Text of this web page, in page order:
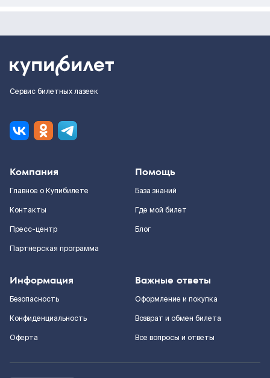
Сервис билетных лазеек
Компания
Главное о Купибилете
Контакты
Пресс-центр
Партнерская программа
Помощь
База знаний
Где мой билет
Блог
Информация
Безопасность
Конфиденциальность
Оферта
Важные ответы
Оформление и покупка
Возврат и обмен билета
Все вопросы и ответы